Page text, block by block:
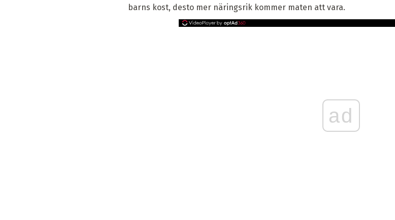
barns kost, desto mer näringsrik kommer maten att vara.
ad